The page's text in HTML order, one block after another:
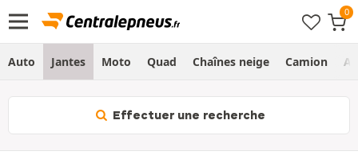
Auto Jantes Moto Quad Chaînes neige Camion
Effectuer une recherche